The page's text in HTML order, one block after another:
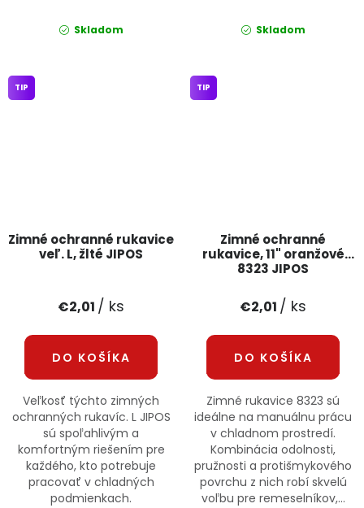
Skladom Skladom
Zimné ochranné rukavice
veľ. L, žlté JIPOS
TIP
€2,01 / ks
DO KOŠÍKA
Veľkosť týchto zimných
ochranných rukavíc. L JIPOS
sú spoľahlivým a
komfortným riešením pre
každého, kto potrebuje
pracovať v chladných
podmienkach.
Zimné ochranné
rukavice, 11" oranžové
8323 JIPOS
TIP
€2,01 / ks
DO KOŠÍKA
Zimné rukavice 8323 sú
ideálne na manuálnu prácu
v chladnom prostredí.
Kombinácia odolnosti,
pružnosti a protišmykového
povrchu z nich robí skvelú
voľbu pre remeselníkov,...